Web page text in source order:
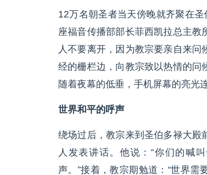
12万名朝圣者当天傍晚就齐聚在
座福音传播部部长菲西凯拉总主教
人不要离开，因为教宗要亲自来
经的栅栏边，向教宗致以热情的问
随着夜幕的低垂，手机屏幕的亮光
世界和平的呼声
绕场过后，教宗来到圣伯多禄大殿
人发表讲话。他说：“你们的喊
声。”接着，教宗期勉道：“世界